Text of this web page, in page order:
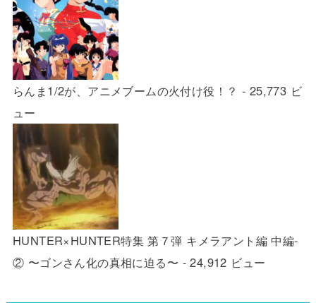
らんま1/2が、アニメブームの火付け役！？ - 25,773 ビ
ュー
HUNTER×HUNTER特集 第７弾 キメラアント編 中編-
② 〜ゴンさん化の真相に迫る〜 - 24,912 ビュー